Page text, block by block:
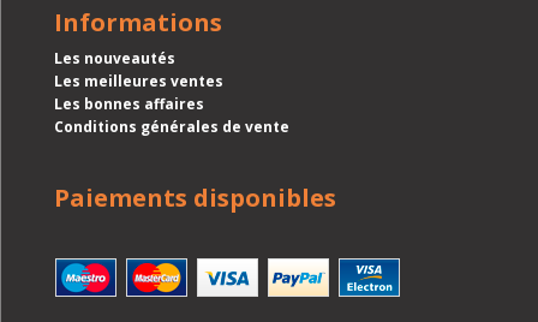
Informations
Les nouveautés
Les meilleures ventes
Les bonnes affaires
Conditions générales de vente
Paiements disponibles